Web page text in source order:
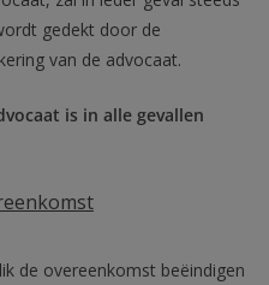
gedekt door de
van de advocaat.
is in alle gevallen
de overeenkomst beëindigen